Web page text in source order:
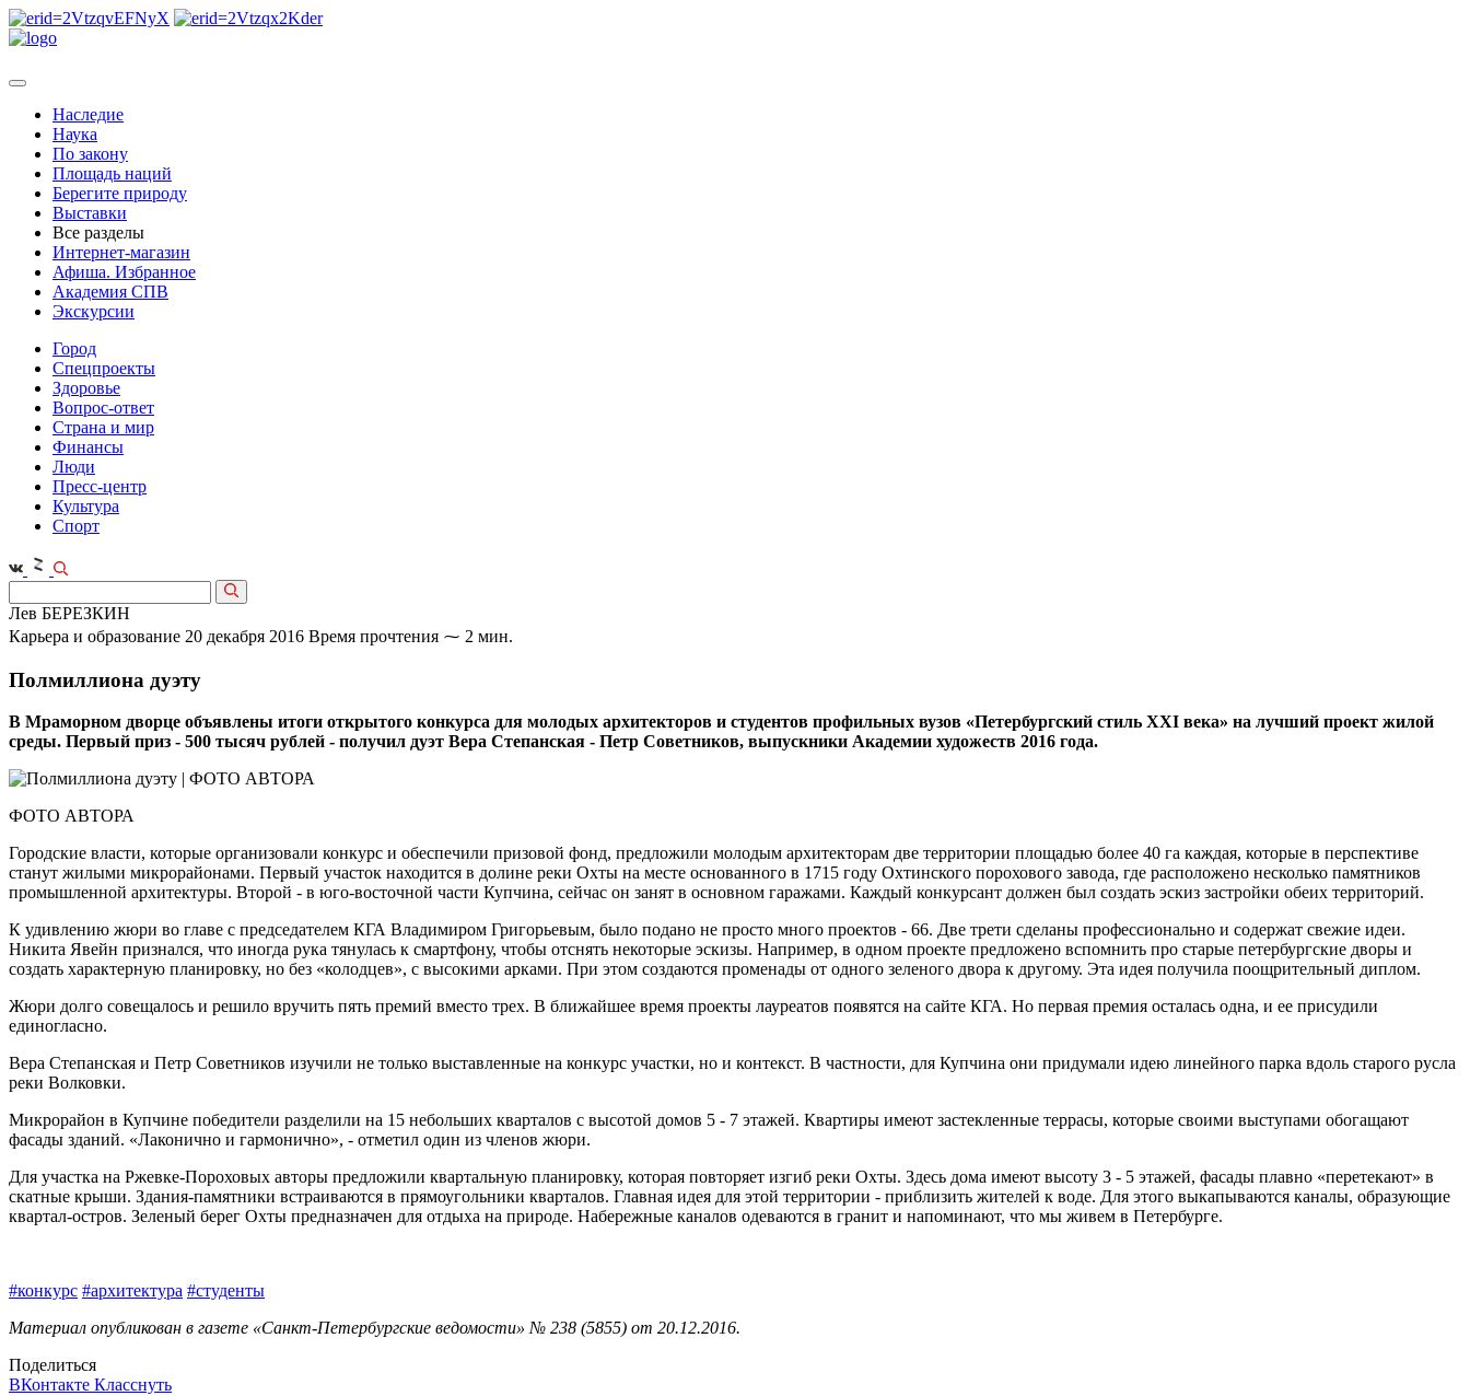
Наследие
Наука
По закону
Площадь наций
Берегите природу
Выставки
Все разделы
Интернет-магазин
Афиша. Избранное
Академия СПВ
Экскурсии
Город
Спецпроекты
Здоровье
Вопрос-ответ
Страна и мир
Финансы
Люди
Пресс-центр
Культура
Спорт
Лев БЕРЕЗКИН
Карьера и образование 20 декабря 2016 Время прочтения ⁓ 2 мин.
Полмиллиона дуэту
В Мраморном дворце объявлены итоги открытого конкурса для молодых архитекторов и студентов профильных вузов «Петербургский стиль XXI века» на лучший проект жилой
среды. Первый приз - 500 тысяч рублей - получил дуэт Вера Степанская - Петр Советников, выпускники Академии художеств 2016 года.
ФОТО АВТОРА
Городские власти, которые организовали конкурс и обеспечили призовой фонд, предложили молодым архитекторам две территории площадью более 40 га каждая, которые в перспективе
станут жилыми микрорайонами. Первый участок находится в долине реки Охты на месте основанного в 1715 году Охтинского порохового завода, где расположено несколько памятников
промышленной архитектуры. Второй - в юго-восточной части Купчина, сейчас он занят в основном гаражами. Каждый конкурсант должен был создать эскиз застройки обеих территорий.
К удивлению жюри во главе с председателем КГА Владимиром Григорьевым, было подано не просто много проектов - 66. Две трети сделаны профессионально и содержат свежие идеи.
Никита Явейн признался, что иногда рука тянулась к смартфону, чтобы отснять некоторые эскизы. Например, в одном проекте предложено вспомнить про старые петербургские дворы и
создать характерную планировку, но без «колодцев», с высокими арками. При этом создаются променады от одного зеленого двора к другому. Эта идея получила поощрительный диплом.
Жюри долго совещалось и решило вручить пять премий вместо трех. В ближайшее время проекты лауреатов появятся на сайте КГА. Но первая премия осталась одна, и ее присудили
единогласно.
Вера Степанская и Петр Советников изучили не только выставленные на конкурс участки, но и контекст. В частности, для Купчина они придумали идею линейного парка вдоль старого русла
реки Волковки.
Микрорайон в Купчине победители разделили на 15 небольших кварталов с высотой домов 5 - 7 этажей. Квартиры имеют застекленные террасы, которые своими выступами обогащают
фасады зданий. «Лаконично и гармонично», - отметил один из членов жюри.
Для участка на Ржевке-Пороховых авторы предложили квартальную планировку, которая повторяет изгиб реки Охты. Здесь дома имеют высоту 3 - 5 этажей, фасады плавно «перетекают» в
скатные крыши. Здания-памятники встраиваются в прямоугольники кварталов. Главная идея для этой территории - приблизить жителей к воде. Для этого выкапываются каналы, образующие
квартал-остров. Зеленый берег Охты предназначен для отдыха на природе. Набережные каналов одеваются в гранит и напоминают, что мы живем в Петербурге.
#конкурс #архитектура #студенты
Материал опубликован в газете «Санкт-Петербургские ведомости» № 238 (5855) от 20.12.2016.
Поделиться
ВКонтакте Класснуть